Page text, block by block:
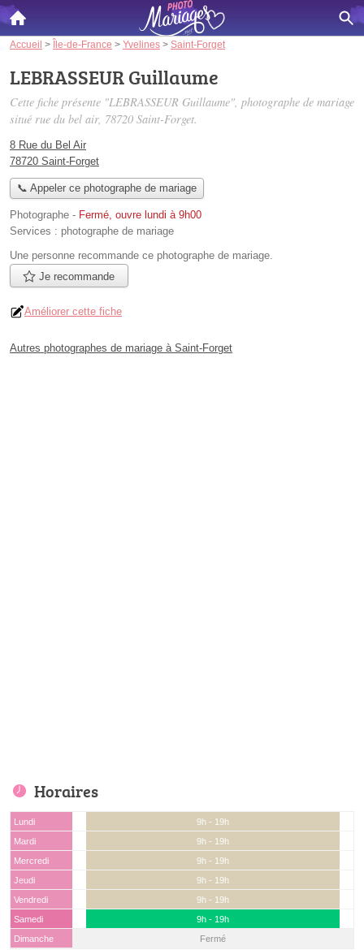
Accueil > Île-de-France > Yvelines > Saint-Forget
LEBRASSEUR Guillaume
Cette fiche présente "LEBRASSEUR Guillaume", photographe de mariage
situé rue du bel air, 78720 Saint-Forget.
8 Rue du Bel Air
78720 Saint-Forget
📞 Appeler ce photographe de mariage
Photographe - Fermé, ouvre lundi à 9h00
Services : photographe de mariage
Une personne recommande ce photographe de mariage.
Je recommande
Améliorer cette fiche
Autres photographes de mariage à Saint-Forget
Horaires
Lundi
9h - 19h
Mardi
9h - 19h
Mercredi
9h - 19h
Jeudi
9h - 19h
Vendredi
9h - 19h
Samedi
9h - 19h
Dimanche
Fermé